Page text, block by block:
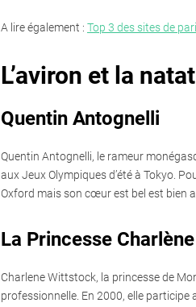
A lire également : Top 3 des sites de
L’aviron et la
Quentin Antognelli
Quentin Antognelli, le rameur
aux Jeux Olympiques d’été à Tokyo.
Oxford mais son cœur est bel est bien
La Princesse Charlène
Charlene Wittstock, la princesse de
professionnelle. En 2000, elle participe